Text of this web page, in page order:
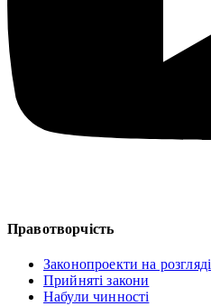
Правотворчість
Законопроекти на розгляді
Прийняті закони
Набули чинності